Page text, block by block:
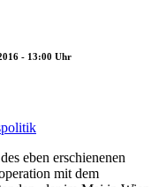
- 13:00 Uhr
eben erschienenen
mit dem